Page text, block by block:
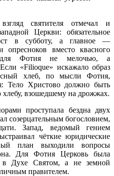
святителя отмечал и
Церкви: обязательное
в субботу, а главное —
опресноков вместо квасного
Фотия не мелочью, а
«Filioque» искажало образ
хлеб, по мысли Фотия,
Тело Христово должно быть
взошедшему на дрожжах.
проступала бездна двух
созерцательным богословием,
Запад, ведомый гением
чёткие юридические
план выходили вопросы
Для Фотия Церковь была
в Духе Святом, а не земной
правителем.